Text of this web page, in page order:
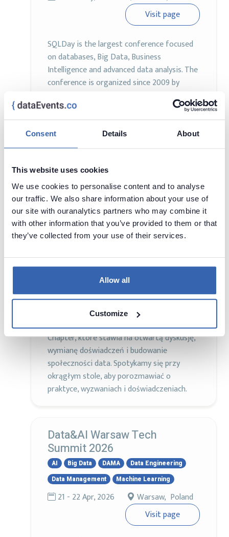
Consent Details About
This website uses cookies
We use cookies to personalise content and to analyse
our traffic. We also share information about your use of
our site with ouranalytics partners who may combine it
with other information that you’ve provided to them or that
they’ve collected from your use of their services.
Allow all
Customize
Visit page
SQLDay is the largest conference focused
on databases, Big Data, Business
Intelligence and advanced data analysis. The
conference is organized since 2009 by
enthusiasts and professionals from all over
the country operating within the Data
Community Poland, under which the merits
and successful conference supervised by
experienced organizers of previous editions
Data 5 O’Clock: Nowoczesne
Platformy Danych
DAMA
Visit page
Z przyjemnością zapraszamy na kolejną
edycję Data 5 O’Clock — wydarzenia
organizowanego przez DAMA Poland
Chapter, które stawia na otwartą dyskusję,
wymianę doświadczeń i budowanie
społeczności data. Spotykamy się przy
okrągłym stole, aby porozmawiać o
praktyce, wyzwaniach i doświadczeniach.
Data&AI Warsaw Tech
Summit 2026
AI Big Data DAMA
Data Engineering
Data Management
Machine Learning
21 - 22 Apr, 2026
Warsaw, Poland
Visit page